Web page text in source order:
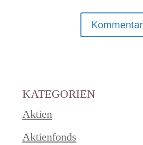
KATEGORIEN
Aktien
Aktienfonds